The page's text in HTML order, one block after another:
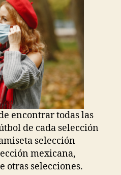
encontrar todas las
de cada selección
selección
mexicana,
otras selecciones.